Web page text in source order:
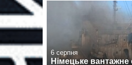
6 серпня
Німецьке вантажне